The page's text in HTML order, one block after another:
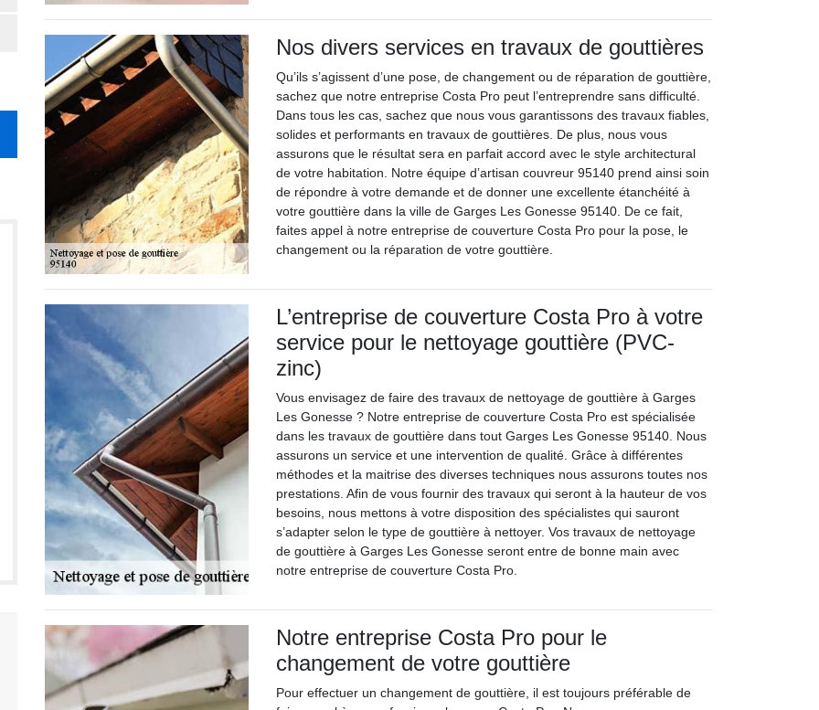
Nos divers services en travaux de gouttières
Qu’ils s’agissent d’une pose, de changement ou de réparation de gouttière,
sachez que notre entreprise Costa Pro peut l’entreprendre sans difficulté.
Dans tous les cas, sachez que nous vous garantissons des travaux fiables,
solides et performants en travaux de gouttières. De plus, nous vous
assurons que le résultat sera en parfait accord avec le style architectural
de votre habitation. Notre équipe d’artisan couvreur 95140 prend ainsi soin
de répondre à votre demande et de donner une excellente étanchéité à
votre gouttière dans la ville de Garges Les Gonesse 95140. De ce fait,
faites appel à notre entreprise de couverture Costa Pro pour la pose, le
changement ou la réparation de votre gouttière.
L’entreprise de couverture Costa Pro à votre
service pour le nettoyage gouttière (PVC-
zinc)
Vous envisagez de faire des travaux de nettoyage de gouttière à Garges
Les Gonesse ? Notre entreprise de couverture Costa Pro est spécialisée
dans les travaux de gouttière dans tout Garges Les Gonesse 95140. Nous
assurons un service et une intervention de qualité. Grâce à différentes
méthodes et la maitrise des diverses techniques nous assurons toutes nos
prestations. Afin de vous fournir des travaux qui seront à la hauteur de vos
besoins, nous mettons à votre disposition des spécialistes qui sauront
s’adapter selon le type de gouttière à nettoyer. Vos travaux de nettoyage
de gouttière à Garges Les Gonesse seront entre de bonne main avec
notre entreprise de couverture Costa Pro.
Notre entreprise Costa Pro pour le
changement de votre gouttière
Pour effectuer un changement de gouttière, il est toujours préférable de